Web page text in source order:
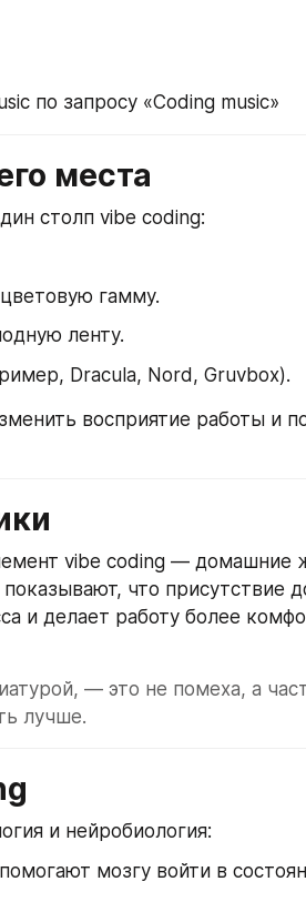
по запросу «Coding music»
места
столп vibe coding:
гамму.
ленту.
Dracula, Nord, Gruvbox).
восприятие работы и
vibe coding — домашние
что присутствие
и делает работу более
— это не помеха, а
лучше.
и нейробиология:
помогают мозгу войти в